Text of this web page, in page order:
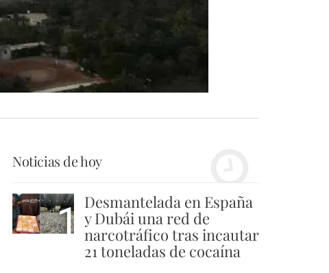
Noticias de hoy
1 Desmantelada en España
y Dubái una red de
narcotráfico tras incautar
21 toneladas de cocaína